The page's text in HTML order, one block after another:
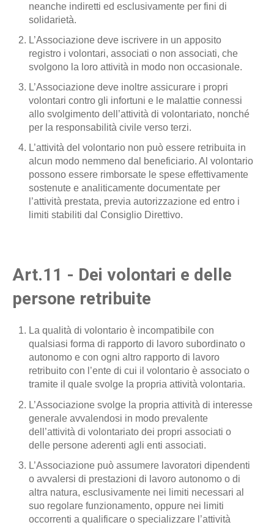
neanche indiretti ed esclusivamente per fini di
solidarietà.
L’Associazione deve iscrivere in un apposito
registro i volontari, associati o non associati, che
svolgono la loro attività in modo non occasionale.
L’Associazione deve inoltre assicurare i propri
volontari contro gli infortuni e le malattie connessi
allo svolgimento dell’attività di volontariato, nonché
per la responsabilità civile verso terzi.
L’attività del volontario non può essere retribuita in
alcun modo nemmeno dal beneficiario. Al volontario
possono essere rimborsate le spese effettivamente
sostenute e analiticamente documentate per
l’attività prestata, previa autorizzazione ed entro i
limiti stabiliti dal Consiglio Direttivo.
Art.11 - Dei volontari e delle
persone retribuite
La qualità di volontario è incompatibile con
qualsiasi forma di rapporto di lavoro subordinato o
autonomo e con ogni altro rapporto di lavoro
retribuito con l’ente di cui il volontario è associato o
tramite il quale svolge la propria attività volontaria.
L’Associazione svolge la propria attività di interesse
generale avvalendosi in modo prevalente
dell’attività di volontariato dei propri associati o
delle persone aderenti agli enti associati.
L’Associazione può assumere lavoratori dipendenti
o avvalersi di prestazioni di lavoro autonomo o di
altra natura, esclusivamente nei limiti necessari al
suo regolare funzionamento, oppure nei limiti
occorrenti a qualificare o specializzare l’attività